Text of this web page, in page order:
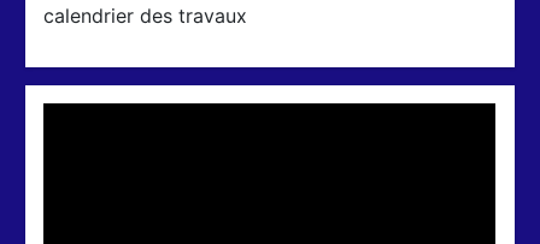
calendrier des travaux